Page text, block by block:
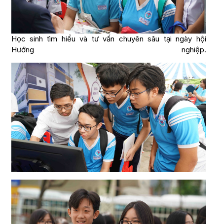
Học sinh tìm hiểu và tư vấn chuyên sâu tại ngày hội
Hướng nghiệp.